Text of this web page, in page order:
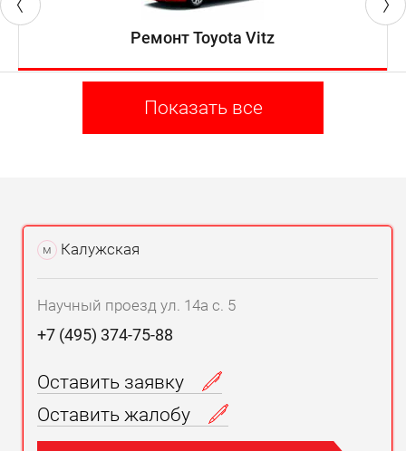
Ремонт Toyota Vitz
Показать все
м Калужская
Научный проезд ул. 14а с. 5
+7 (495) 374-75-88
Оставить заявку
Оставить жалобу